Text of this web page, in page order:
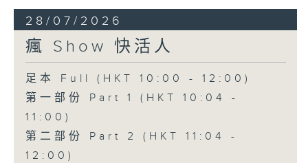
28/07/2026
瘋 Show 快活人
足本 Full (HKT 10:00 - 12:00)
第一部份 Part 1 (HKT 10:04 -
11:00)
第二部份 Part 2 (HKT 11:04 -
12:00)